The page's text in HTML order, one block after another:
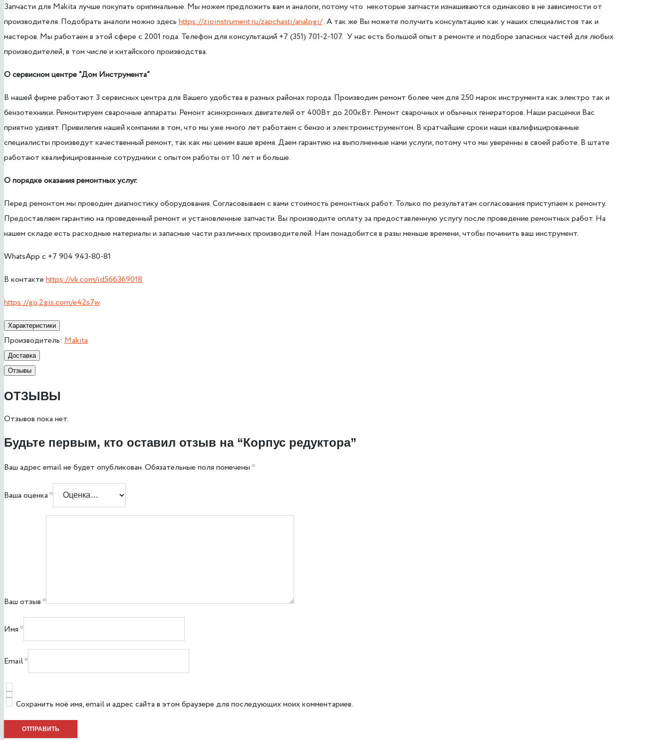
Запчасти для Makita лучше покупать оригинальные. Мы можем предложить вам и аналоги, потому что некоторые запчасти изнашиваются одинаково в не зависимости от
производителя. Подобрать аналоги можно здесь https://zipinstrument.ru/zapchasti/analogi/. А так же Вы можете получить консультацию как у наших специалистов так и
мастеров. Мы работаем в этой сфере с 2001 года. Телефон для консультаций +7 (351) 701-2-107. У нас есть большой опыт в ремонте и подборе запасных частей для любых
производителей, в том числе и китайского производства.
О сервисном центре“Дом Инструмента”
В нашей фирме работают 3 сервисных центра для Вашего удобства в разных районах города. Производим ремонт более чем для 250 марок инструмента как электро так и
бензотехники. Ремонтируем сварочные аппараты. Ремонт асинхронных двигателей от 400Вт до 200кВт. Ремонт сварочных и обычных генераторов. Наши расценки Вас
приятно удивят. Привилегия нашей компании в том, что мы уже много лет работаем с бензо и электроинструментом. В кратчайшие сроки наши квалифицированные
специалисты произведут качественный ремонт, так как мы ценим ваше время. Даем гарантию на выполненные нами услуги, потому что мы уверенны в своей работе. В штате
работают квалифицированные сотрудники с опытом работы от 10 лет и больше.
О порядке оказания ремонтных услуг.
Перед ремонтом мы проводим диагностику оборудования. Согласовываем с вами стоимость ремонтных работ. Только по результатам согласования приступаем к ремонту.
Предоставляем гарантию на проведенный ремонт и установленные запчасти. Вы производите оплату за предоставленную услугу после проведение ремонтных работ. На
нашем складе есть расходные материалы и запасные части различных производителей. Нам понадобится в разы меньше времени, чтобы починить ваш инструмент.
WhatsApp с +7 904 943-80-81
В контакте https://vk.com/id566369018
https://go.2gis.com/e42s7w
Характеристики
Производитель: Makita
Доставка
Отзывы
ОТЗЫВЫ
Отзывов пока нет.
Будьте первым, кто оставил отзыв на “Корпус редуктора”
Ваш адрес email не будет опубликован.Обязательные поля помечены*
Ваша оценка*
Ваш отзыв*
Имя*
Email*
Сохранить моё имя, email и адрес сайта в этом браузере для последующих моих комментариев.